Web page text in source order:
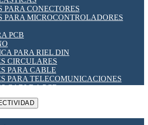
PARA PANEL
DE RELÉ
FIN DE CARRERA
ENERGÍA Y TC'S DE CORRIENTE
A PASO
LÓGICO PROGRAMABLES
DE HORARIO
PARA CONECTORES
PARA MICROCONTROLADORES
PCB
PARA RIEL DIN
CIRCULARES
PARA CABLE
PARA TELECOMUNICACIONES
CABLE A PCB
PCB A CABLE